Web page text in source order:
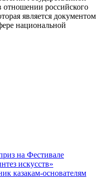
российского
является документом
национальной
на Фестивале
искусств»
казакам-основателям